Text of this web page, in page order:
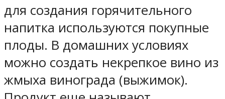
для создания горячительного
напитка используются покупные
плоды. В домашних условиях
можно создать некрепкое вино из
жмыха винограда (выжимок).